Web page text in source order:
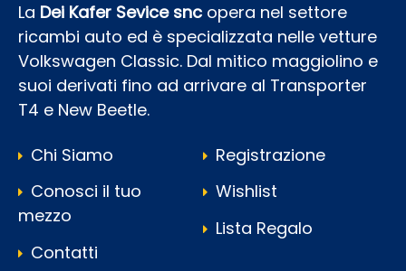
La Dei Kafer Sevice snc opera nel settore
ricambi auto ed è specializzata nelle vetture
Volkswagen Classic. Dal mitico maggiolino e
suoi derivati fino ad arrivare al Transporter
T4 e New Beetle.
Chi Siamo
Conosci il tuo
mezzo
Contatti
Registrazione
Wishlist
Lista Regalo